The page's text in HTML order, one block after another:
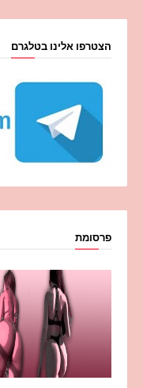
הצטרפו אלינו בטלגרם
פרסומת